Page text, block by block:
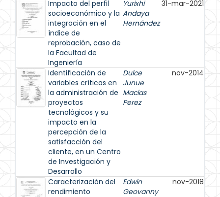
Impacto del perfil
socioeconómico y la
integración en el
índice de
reprobación, caso de
la Facultad de
Ingeniería
Yurixhi
Andaya
Hernández
31-mar-2021
Identificación de
variables críticas en
la administración de
proyectos
tecnológicos y su
impacto en la
percepción de la
satisfacción del
cliente, en un Centro
de Investigación y
Desarrollo
Dulce
Junue
Macias
Perez
nov-2014
Caracterización del
rendimiento
Edwin
Geovanny
nov-2018